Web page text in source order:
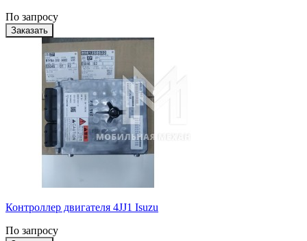
По запросу
Контроллер двигателя 4JJ1 Isuzu
По запросу